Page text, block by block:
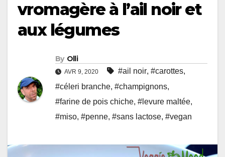
vromagère à l’ail noir et
aux légumes
By Olli
AVR 9, 2020 #ail noir, #carottes,
#céleri branche, #champignons,
#farine de pois chiche, #levure maltée,
#miso, #penne, #sans lactose, #vegan